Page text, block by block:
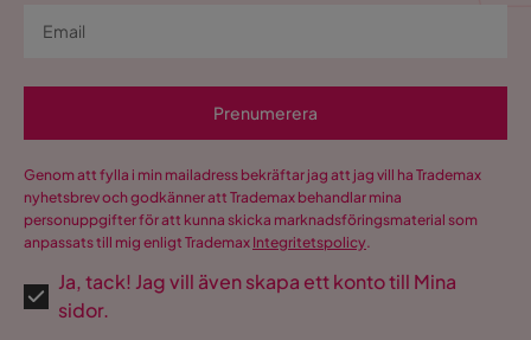
Prenumerera
Genom att fylla i min mailadress bekräftar jag att jag vill ha Trademax
nyhetsbrev och godkänner att Trademax behandlar mina
personuppgifter för att kunna skicka marknadsföringsmaterial som
anpassats till mig enligt Trademax Integritetspolicy.
Ja, tack! Jag vill även skapa ett konto till Mina
sidor.